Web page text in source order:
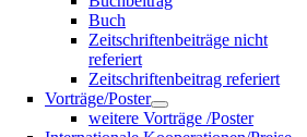
Buch
Zeitschriftenbeiträge nicht
referiert
Zeitschriftenbeitrag referiert
Vorträge/Poster
weitere Vorträge /Poster